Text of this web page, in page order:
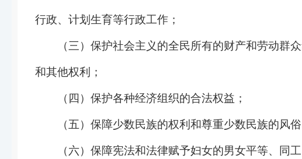
行政、计划生育等行政工作；
（三）保护社会主义的全民所有的财产和劳动群
和其他权利；
（四）保护各种经济组织的合法权益；
（五）保障少数民族的权利和尊重少数民族的风俗
（六）保障宪法和法律赋予妇女的男女平等、同